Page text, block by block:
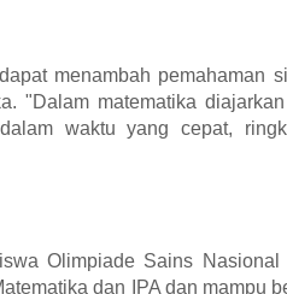
menambah pemahaman
"Dalam matematika
waktu yang cepat,
Olimpiade Sains
dan IPA dan mampu